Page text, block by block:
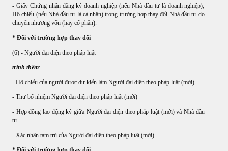
- Giấy Chứng nhận đăng ký doanh nghiệp (nếu Nhà đầu tư là doanh nghiệp),
Hộ chiếu (nếu Nhà đầu tư là cá nhân) trong trường hợp thay đổi Nhà đầu tư do
chuyển nhượng vốn (hay cổ phần).
* Đối với trường hợp thay đổi
(6) - Người đại diện theo pháp luật
trình thêm:
- Hộ chiếu của người được dự kiến làm Người đại diện theo pháp luật (mới)
- Thư bổ nhiệm Người đại diện theo pháp luật (mới)
- Hợp đồng lao động ký giữa Người đại diện theo pháp luật (mới) và Nhà đầu
tư
- Xác nhận tạm trú của Người đại diện theo pháp luật (mới)